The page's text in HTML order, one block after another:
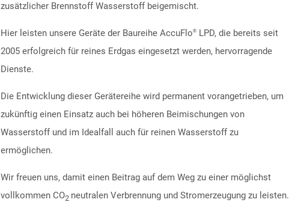
zusätzlicher Brennstoff Wasserstoff beigemischt.
Hier leisten unsere Geräte der Baureihe AccuFlo® LPD, die bereits seit
2005 erfolgreich für reines Erdgas eingesetzt werden, hervorragende
Dienste.
Die Entwicklung dieser Gerätereihe wird permanent vorangetrieben, um
zukünftig einen Einsatz auch bei höheren Beimischungen von
Wasserstoff und im Idealfall auch für reinen Wasserstoff zu
ermöglichen.
Wir freuen uns, damit einen Beitrag auf dem Weg zu einer möglichst
vollkommen CO2 neutralen Verbrennung und Stromerzeugung zu leisten.